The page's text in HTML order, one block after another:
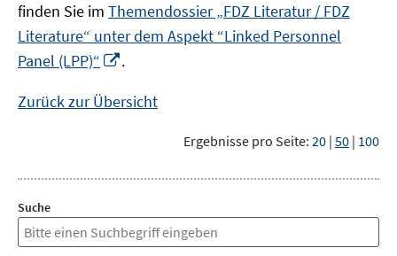
finden Sie im Themendossier „FDZ Literatur / FDZ
Literature“ unter dem Aspekt “Linked Personnel
Panel (LPP)“
Fenster
.
Zurück zur Übersicht
Ergebnisse pro Seite: 20 | 50 | 100
Suche